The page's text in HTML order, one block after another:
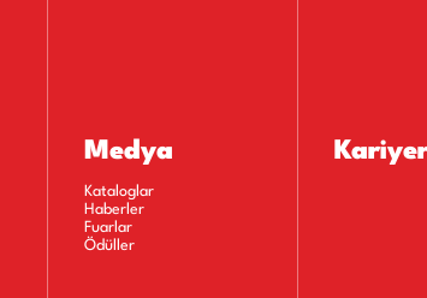
Medya
Kataloglar
Haberler
Fuarlar
Ödüller